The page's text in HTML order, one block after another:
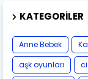
KATEGORILER
Anne Bebek
aşk oyunları